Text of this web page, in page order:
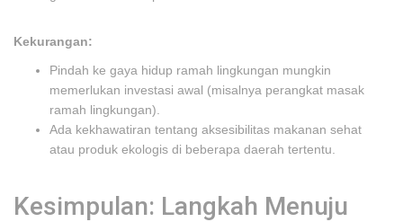
Kekurangan:
Pindah ke gaya hidup ramah lingkungan mungkin
memerlukan investasi awal (misalnya perangkat masak
ramah lingkungan).
Ada kekhawatiran tentang aksesibilitas makanan sehat
atau produk ekologis di beberapa daerah tertentu.
Kesimpulan: Langkah Menuju